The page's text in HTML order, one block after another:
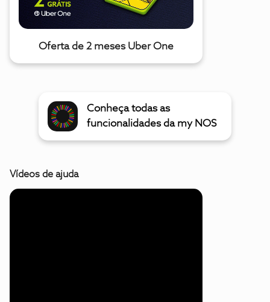
Oferta de 2 meses Uber One
Conheça todas as
funcionalidades da my NOS
Vídeos de ajuda